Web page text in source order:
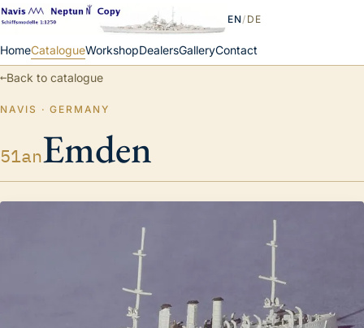
HomeCatalogueWorkshopDealersGalleryContact
EN/ DE
←Back to catalogue
NAVIS · GERMANY
51anEmden